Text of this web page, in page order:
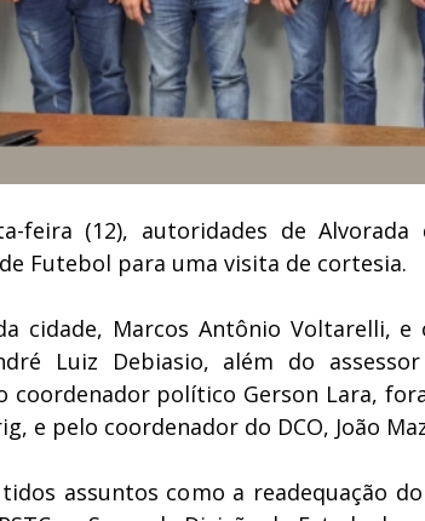
feira (12), autoridades de
Futebol para uma visita de cortesia.
cidade, Marcos Antônio Voltarelli, e
Luiz Debiasio, além do
coordenador político Gerson Lara,
e pelo coordenador do DCO, João
assuntos como a readequação